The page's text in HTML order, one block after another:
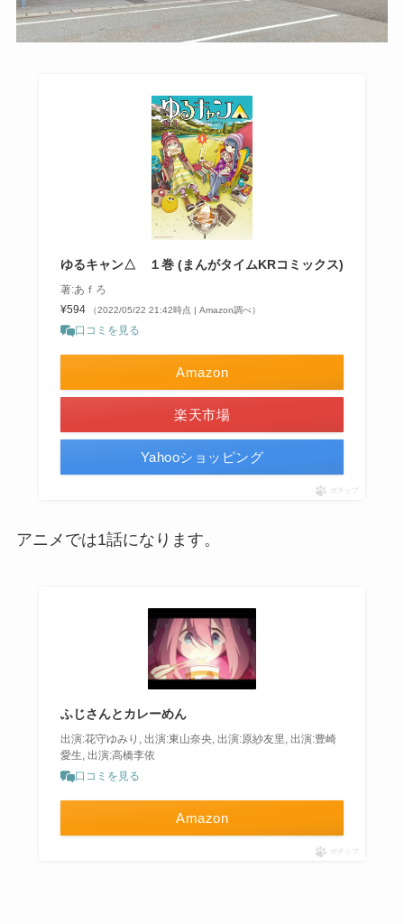
ゆるキャン△ １巻 (まんがタイムKRコミックス)
著:あｆろ
¥594
（2022/05/22 21:42時点 | Amazon調べ）
口コミを見る
Amazon
楽天市場
Yahooショッピング
ポチップ
アニメでは1話になります。
ふじさんとカレーめん
出演:花守ゆみり, 出演:東山奈央, 出演:原紗友里, 出演:豊崎
愛生, 出演:高橋李依
口コミを見る
Amazon
ポチップ